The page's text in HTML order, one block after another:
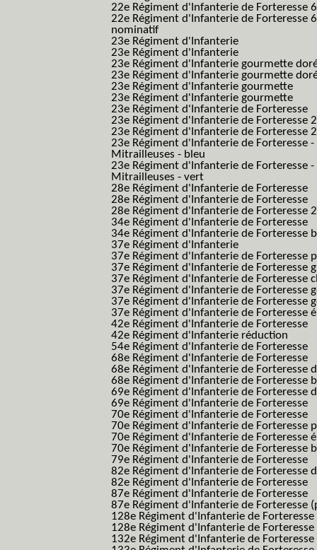
22e Régiment d'Infanterie de Forteresse
22e Régiment d'Infanterie de Forteresse
nominatif
23e Régiment d'Infanterie
23e Régiment d'Infanterie
23e Régiment d'Infanterie gourmette
23e Régiment d'Infanterie gourmette
23e Régiment d'Infanterie gourmette
23e Régiment d'Infanterie gourmette
23e Régiment d'Infanterie de Forteresse
23e Régiment d'Infanterie de Forteresse
23e Régiment d'Infanterie de Forteresse
23e Régiment d'Infanterie de Forteresse
Mitrailleuses - bleu
23e Régiment d'Infanterie de Forteresse
Mitrailleuses - vert
28e Régiment d'Infanterie de Forteresse
28e Régiment d'Infanterie de Forteresse
28e Régiment d'Infanterie de Forteresse
34e Régiment d'Infanterie de Forteresse
34e Régiment d'Infanterie de Forteresse
37e Régiment d'Infanterie
37e Régiment d'Infanterie de Forteresse
37e Régiment d'Infanterie de Forteresse
37e Régiment d'Infanterie de Forteresse
37e Régiment d'Infanterie de Forteresse
37e Régiment d'Infanterie de Forteresse
37e Régiment d'Infanterie de Forteresse
42e Régiment d'Infanterie de Forteresse
42e Régiment d'Infanterie réduction
54e Régiment d'Infanterie de Forteresse
68e Régiment d'Infanterie de Forteresse
68e Régiment d'Infanterie de Forteresse
68e Régiment d'Infanterie de Forteresse
69e Régiment d'Infanterie de Forteresse
69e Régiment d'Infanterie de Forteresse
70e Régiment d'Infanterie de Forteresse
70e Régiment d'Infanterie de Forteresse
70e Régiment d'Infanterie de Forteresse
70e Régiment d'Infanterie de Forteresse
79e Régiment d'Infanterie de Forteresse
82e Régiment d'Infanterie de Forteresse
82e Régiment d'Infanterie de Forteresse
87e Régiment d'Infanterie de Forteresse
87e Régiment d'Infanterie de Forteresse
128e Régiment d'Infanterie de Forteresse
128e Régiment d'Infanterie de
132e Régiment d'Infanterie de Forteresse